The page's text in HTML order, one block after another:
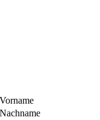
Vorname
Nachname